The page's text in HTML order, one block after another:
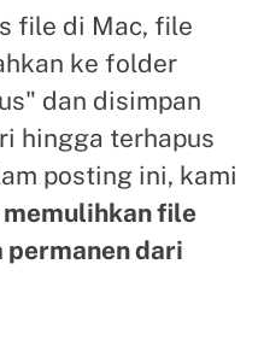
file di Mac, file
ke folder
dan disimpan
hingga terhapus
posting ini, kami
file
permanen dari